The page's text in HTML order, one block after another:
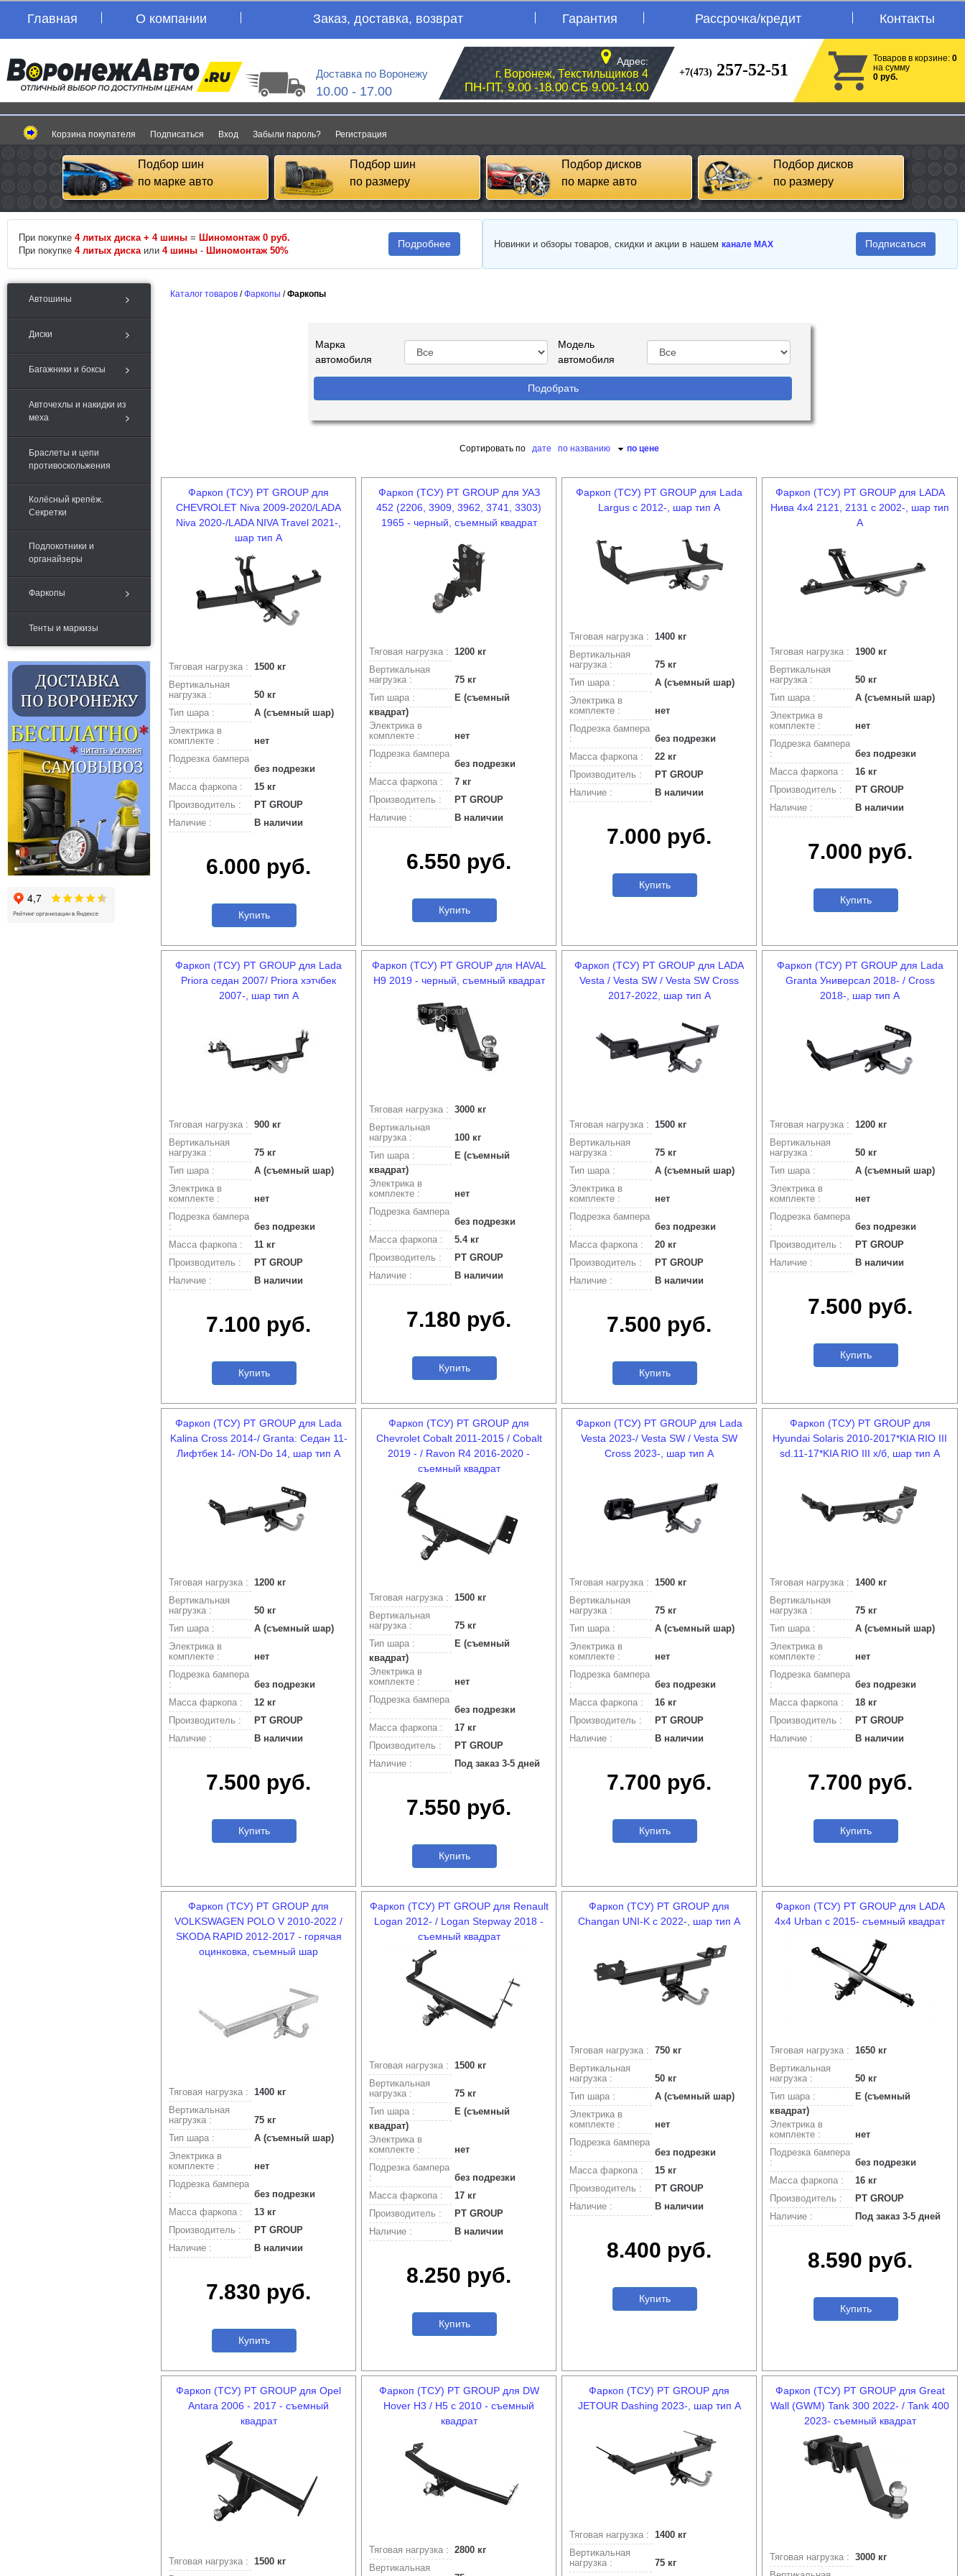
Главная О компании Заказ, доставка, возврат Гарантия Рассрочка/кредит Контакты
Доставка по Воронежу
10.00 - 17.00
Адрес:
г. Воронеж, Текстильщиков 4
ПН-ПТ, 9.00 -18.00 СБ 9.00-14.00
+7(473) 257-52-51
Товаров в корзине: 0
на сумму
0 руб.
Корзина покупателя Подписаться Вход Забыли пароль? Регистрация
Подбор шин
по марке авто
Подбор шин
по размеру
Подбор дисков
по марке авто
Подбор дисков
по размеру
При покупке 4 литых диска + 4 шины = Шиномонтаж 0 руб.
При покупке 4 литых диска или 4 шины - Шиномонтаж 50%
Подробнее Новинки и обзоры товаров, скидки и акции в нашем канале MAX Подписаться
Автошины
Диски
Багажники и боксы
Авточехлы и накидки из
меха
Браслеты и цепи
противоскольжения
Колёсный крепёж.
Секретки
Подлокотники и
органайзеры
Фаркопы
Тенты и маркизы
Каталог товаров /Фаркопы /Фаркопы
Марка
автомобиля
Модель
автомобиля
Сортировать по дате по названию по цене
Фаркоп (ТСУ) PT GROUP для
CHEVROLET Niva 2009-2020/LADA
Niva 2020-/LADA NIVA Travel 2021-,
шар тип А
Тяговая нагрузка : 1500 кг
Вертикальная
нагрузка :
50 кг
Тип шара :
A (съемный шар)
Электрика в
комплекте :
нет
Подрезка бампера
:
без подрезки
Масса фаркопа :
15 кг
Производитель :
PT GROUP
Наличие :
В наличии
6.000 руб.
Купить
Фаркоп (ТСУ) PT GROUP для УАЗ
452 (2206, 3909, 3962, 3741, 3303)
1965 - черный, съемный квадрат
Тяговая нагрузка : 1200 кг
Вертикальная
нагрузка :
75 кг
Тип шара :
Е (съемный
квадрат)
Электрика в
комплекте :
нет
Подрезка бампера
:
без подрезки
Масса фаркопа :
7 кг
Производитель :
PT GROUP
Наличие :
В наличии
6.550 руб.
Купить
Фаркоп (ТСУ) PT GROUP для Lada
Largus c 2012-, шар тип А
Тяговая нагрузка : 1400 кг
Вертикальная
нагрузка :
75 кг
Тип шара :
A (съемный шар)
Электрика в
комплекте :
нет
Подрезка бампера
:
без подрезки
Масса фаркопа :
22 кг
Производитель :
PT GROUP
Наличие :
В наличии
7.000 руб.
Купить
Фаркоп (ТСУ) PT GROUP для LADA
Нива 4x4 2121, 2131 с 2002-, шар тип
А
Тяговая нагрузка : 1900 кг
Вертикальная
нагрузка :
50 кг
Тип шара :
A (съемный шар)
Электрика в
комплекте :
нет
Подрезка бампера
:
без подрезки
Масса фаркопа :
16 кг
Производитель :
PT GROUP
Наличие :
В наличии
7.000 руб.
Купить
Фаркоп (ТСУ) PT GROUP для Lada
Priora седан 2007/ Priora хэтчбек
2007-, шар тип А
Тяговая нагрузка : 900 кг
Вертикальная
нагрузка :
75 кг
Тип шара :
A (съемный шар)
Электрика в
комплекте :
нет
Подрезка бампера
:
без подрезки
Масса фаркопа :
11 кг
Производитель :
PT GROUP
Наличие :
В наличии
7.100 руб.
Купить
Фаркоп (ТСУ) PT GROUP для HAVAL
H9 2019 - черный, съемный квадрат
Тяговая нагрузка : 3000 кг
Вертикальная
нагрузка :
100 кг
Тип шара :
Е (съемный
квадрат)
Электрика в
комплекте :
нет
Подрезка бампера
:
без подрезки
Масса фаркопа :
5.4 кг
Производитель :
PT GROUP
Наличие :
В наличии
7.180 руб.
Купить
Фаркоп (ТСУ) PT GROUP для LADA
Vesta / Vesta SW / Vesta SW Cross
2017-2022, шар тип А
Тяговая нагрузка : 1500 кг
Вертикальная
нагрузка :
75 кг
Тип шара :
A (съемный шар)
Электрика в
комплекте :
нет
Подрезка бампера
:
без подрезки
Масса фаркопа :
20 кг
Производитель :
PT GROUP
Наличие :
В наличии
7.500 руб.
Купить
Фаркоп (ТСУ) PT GROUP для Lada
Granta Универсал 2018- / Cross
2018-, шар тип А
Тяговая нагрузка : 1200 кг
Вертикальная
нагрузка :
50 кг
Тип шара :
A (съемный шар)
Электрика в
комплекте :
нет
Подрезка бампера
:
без подрезки
Производитель :
PT GROUP
Наличие :
В наличии
7.500 руб.
Купить
Фаркоп (ТСУ) PT GROUP для Lada
Kalina Cross 2014-/ Granta: Седан 11-
Лифтбек 14- /ON-Do 14, шар тип А
Тяговая нагрузка : 1200 кг
Вертикальная
нагрузка :
50 кг
Тип шара :
A (съемный шар)
Электрика в
комплекте :
нет
Подрезка бампера
:
без подрезки
Масса фаркопа :
12 кг
Производитель :
PT GROUP
Наличие :
В наличии
7.500 руб.
Купить
Фаркоп (ТСУ) PT GROUP для
Chevrolet Cobalt 2011-2015 / Cobalt
2019 - / Ravon R4 2016-2020 -
съемный квадрат
Тяговая нагрузка : 1500 кг
Вертикальная
нагрузка :
75 кг
Тип шара :
Е (съемный
квадрат)
Электрика в
комплекте :
нет
Подрезка бампера
:
без подрезки
Масса фаркопа :
17 кг
Производитель :
PT GROUP
Наличие :
Под заказ 3-5 дней
7.550 руб.
Купить
Фаркоп (ТСУ) PT GROUP для Lada
Vesta 2023-/ Vesta SW / Vesta SW
Cross 2023-, шар тип А
Тяговая нагрузка : 1500 кг
Вертикальная
нагрузка :
75 кг
Тип шара :
A (съемный шар)
Электрика в
комплекте :
нет
Подрезка бампера
:
без подрезки
Масса фаркопа :
16 кг
Производитель :
PT GROUP
Наличие :
В наличии
7.700 руб.
Купить
Фаркоп (ТСУ) PT GROUP для
Hyundai Solaris 2010-2017*KIA RIO III
sd.11-17*KIA RIO III х/б, шар тип А
Тяговая нагрузка : 1400 кг
Вертикальная
нагрузка :
75 кг
Тип шара :
A (съемный шар)
Электрика в
комплекте :
нет
Подрезка бампера
:
без подрезки
Масса фаркопа :
18 кг
Производитель :
PT GROUP
Наличие :
В наличии
7.700 руб.
Купить
Фаркоп (ТСУ) PT GROUP для
VOLKSWAGEN POLO V 2010-2022 /
SKODA RAPID 2012-2017 - горячая
оцинковка, съемный шар
Тяговая нагрузка : 1400 кг
Вертикальная
нагрузка :
75 кг
Тип шара :
A (съемный шар)
Электрика в
комплекте :
нет
Подрезка бампера
:
без подрезки
Масса фаркопа :
13 кг
Производитель :
PT GROUP
Наличие :
В наличии
7.830 руб.
Купить
Фаркоп (ТСУ) PT GROUP для Renault
Logan 2012- / Logan Stepway 2018 -
съемный квадрат
Тяговая нагрузка : 1500 кг
Вертикальная
нагрузка :
75 кг
Тип шара :
Е (съемный
квадрат)
Электрика в
комплекте :
нет
Подрезка бампера
:
без подрезки
Масса фаркопа :
17 кг
Производитель :
PT GROUP
Наличие :
В наличии
8.250 руб.
Купить
Фаркоп (ТСУ) PT GROUP для
Changan UNI-K с 2022-, шар тип А
Тяговая нагрузка : 750 кг
Вертикальная
нагрузка :
50 кг
Тип шара :
A (съемный шар)
Электрика в
комплекте :
нет
Подрезка бампера
:
без подрезки
Масса фаркопа :
15 кг
Производитель :
PT GROUP
Наличие :
В наличии
8.400 руб.
Купить
Фаркоп (ТСУ) PT GROUP для LADA
4x4 Urban с 2015- съемный квадрат
Тяговая нагрузка : 1650 кг
Вертикальная
нагрузка :
50 кг
Тип шара :
Е (съемный
квадрат)
Электрика в
комплекте :
нет
Подрезка бампера
:
без подрезки
Масса фаркопа :
16 кг
Производитель :
PT GROUP
Наличие :
Под заказ 3-5 дней
8.590 руб.
Купить
Фаркоп (ТСУ) PT GROUP для Opel
Antara 2006 - 2017 - съемный
квадрат
Тяговая нагрузка : 1500 кг
Фаркоп (ТСУ) PT GROUP для DW
Hover H3 / H5 с 2010 - съемный
квадрат
Тяговая нагрузка : 2800 кг
Вертикальная
Фаркоп (ТСУ) PT GROUP для
JETOUR Dashing 2023-, шар тип А
Тяговая нагрузка : 1400 кг
Вертикальная
нагрузка :
75 кг
Фаркоп (ТСУ) PT GROUP для Great
Wall (GWM) Tank 300 2022- / Tank 400
2023- съемный квадрат
Тяговая нагрузка : 3000 кг